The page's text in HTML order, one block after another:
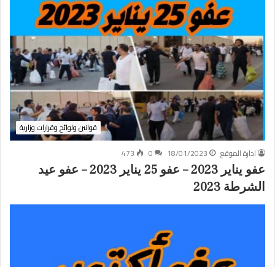
قوانين ولوائح وقرارات وزارية
ادارة الموقع
18/01/2023
0
473
عفو يناير 2023 – عفو 25 يناير 2023 – عفو عيد
الشرطة 2023